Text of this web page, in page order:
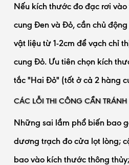
Nếu kích thước đo đạc rơi
cung Đen và Đỏ, cần chủ
vật liệu từ 1-2cm để vạch chỉ
cung Đỏ. Ưu tiên chọn kích
tắc "Hai Đỏ" (tốt ở cả 2 hàng
CÁC LỖI THI CÔNG CẦN TRÁNH
Những sai lầm phổ biến bao
dương trạch đo cửa lọt lòng;
bao vào kích thước thông